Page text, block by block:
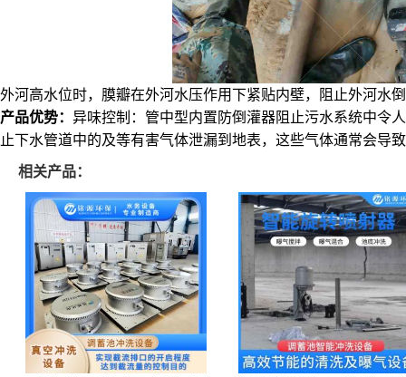
外河高水位时，膜瓣在外河水压作用下紧贴内壁，阻止外河水
产品优势： 异味控制：管中型内置防倒灌器阻止污水系统中令
止下水管道中的及等有害气体泄漏到地表，这些气体通常会导
相关产品：